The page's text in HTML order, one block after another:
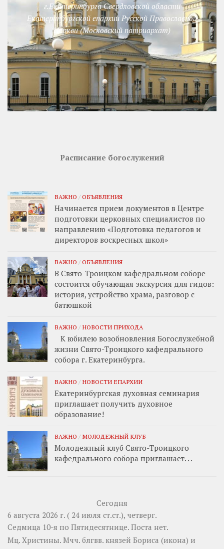
г.Екатеринбурга Свердловской области
Екатеринбургской епархии Русской Православной
Церкви (Московский патриархат)
Расписание богослужений
ВАЖНО / ОБЪЯВЛЕНИЯ
Начинается прием документов в Центре
подготовки церковных специалистов по
направлению «Подготовка педагогов и
директоров воскресных школ»
ВАЖНО / ОБЪЯВЛЕНИЯ
В Свято-Троицком кафедральном соборе
состоится обучающая экскурсия для гидов:
история, устройство храма, разговор с
батюшкой
ВАЖНО / НОВОСТИ ПРИХОДА
К юбилею возобновления Богослужебной
жизни Свято-Троицкого кафедрального
собора г. Екатеринбурга.
ВАЖНО / НОВОСТИ ЕПАРХИИ
Екатеринбургская духовная семинария
приглашает получить духовное
образование!
ВАЖНО / МОЛОДЕЖНЫЙ КЛУБ
Молодежный клуб Свято-Троицкого
кафедрального собора приглашает. . .
Сегодня
6 августа 2026 г. ( 24 июля ст.ст.), четверг.
Седмица 10-я по Пятидесятнице. Поста нет.
Мц. Христины. Мчч. блгвв. князей Бориса (икона) и